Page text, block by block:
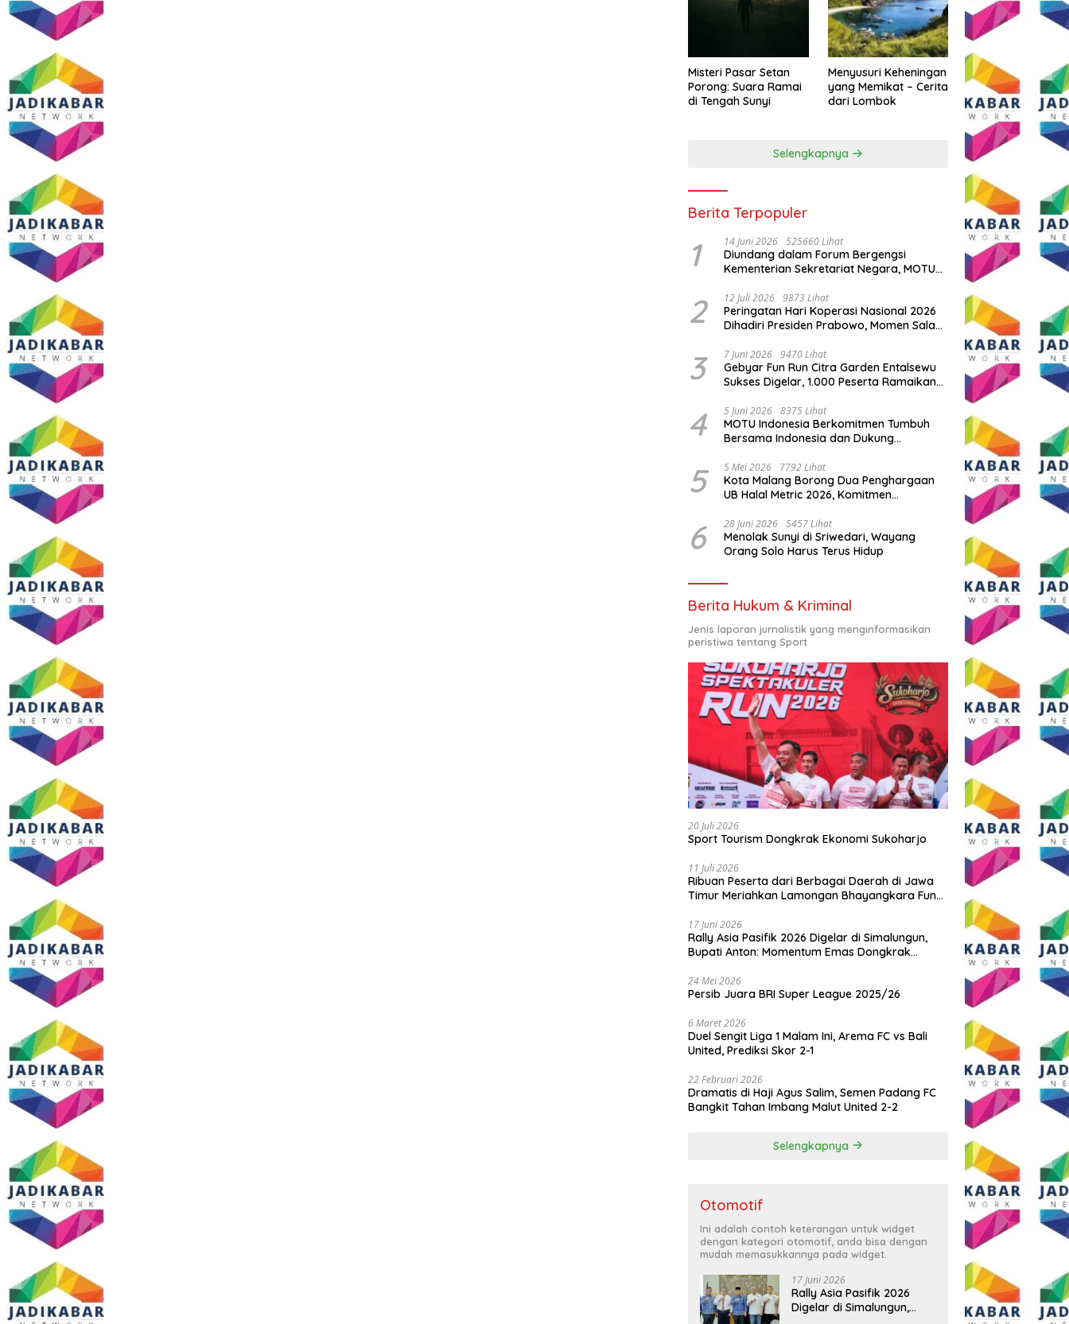
Misteri Pasar Setan
Porong: Suara Ramai
di Tengah Sunyi
Menyusuri Keheningan
yang Memikat – Cerita
dari Lombok
Selengkapnya
Berita Terpopuler
1 14 Juni 2026 525660 Lihat
Diundang dalam Forum Bergengsi
Kementerian Sekretariat Negara, MOTU
Indonesia
2 12 Juli 2026 9873 Lihat
Peringatan Hari Koperasi Nasional 2026
Dihadiri Presiden Prabowo, Momen Salam
3 7 Juni 2026 9470 Lihat
Gebyar Fun Run Citra Garden Entalsewu
Sukses Digelar, 1.000 Peserta Ramaikan
4 5 Juni 2026 8375 Lihat
MOTU Indonesia Berkomitmen Tumbuh
Bersama Indonesia dan Dukung
5 5 Mei 2026 7792 Lihat
Kota Malang Borong Dua Penghargaan
UB Halal Metric 2026, Komitmen
6 28 Juni 2026 5457 Lihat
Menolak Sunyi di Sriwedari, Wayang
Orang Solo Harus Terus Hidup
Berita Hukum & Kriminal
Jenis laporan jurnalistik yang menginformasikan
peristiwa tentang Sport
20 Juli 2026
Sport Tourism Dongkrak Ekonomi Sukoharjo
11 Juli 2026
Ribuan Peserta dari Berbagai Daerah di Jawa
Timur Meriahkan Lamongan Bhayangkara Fun
17 Juni 2026
Rally Asia Pasifik 2026 Digelar di Simalungun,
Bupati Anton: Momentum Emas Dongkrak
24 Mei 2026
Persib Juara BRI Super League 2025/26
6 Maret 2026
Duel Sengit Liga 1 Malam Ini, Arema FC vs Bali
United, Prediksi Skor 2-1
22 Februari 2026
Dramatis di Haji Agus Salim, Semen Padang FC
Bangkit Tahan Imbang Malut United 2-2
Selengkapnya
Otomotif
Ini adalah contoh keterangan untuk widget
dengan kategori otomotif, anda bisa dengan
mudah memasukkannya pada widget.
17 Juni 2026
Rally Asia Pasifik 2026
Digelar di Simalungun,